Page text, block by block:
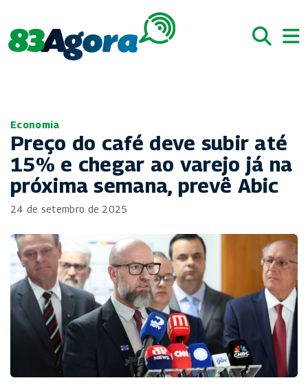
Economia
Preço do café deve subir até
15% e chegar ao varejo já na
próxima semana, prevê Abic
24 de setembro de 2025